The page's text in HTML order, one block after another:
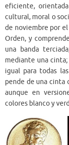
eficiente,
cultural, moral o
de noviembre por
Orden, y
una banda
mediante una cinta;
igual para todas
pende de una cinta
aunque en
colores blanco y